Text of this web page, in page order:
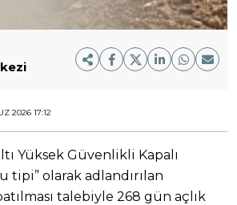
2026 17:12
Yüksek Güvenlikli Kapalı
tipi” olarak adlandırılan
talebiyle 268 gün açlık